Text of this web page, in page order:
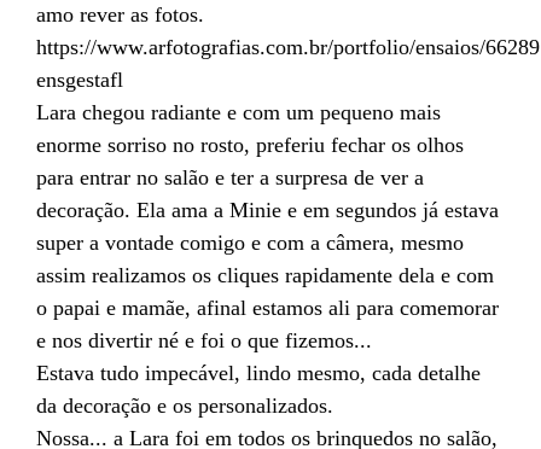
amo rever as fotos.
https://www.arfotografias.com.br/portfolio/ensaios/
ensgestafl
Lara chegou radiante e com um pequeno mais
enorme sorriso no rosto, preferiu fechar os olhos
para entrar no salão e ter a surpresa de ver a
decoração. Ela ama a Minie e em segundos já estava
super a vontade comigo e com a câmera, mesmo
assim realizamos os cliques rapidamente dela e com
o papai e mamãe, afinal estamos ali para comemorar
e nos divertir né e foi o que fizemos...
Estava tudo impecável, lindo mesmo, cada detalhe
da decoração e os personalizados.
Nossa... a Lara foi em todos os brinquedos no salão,